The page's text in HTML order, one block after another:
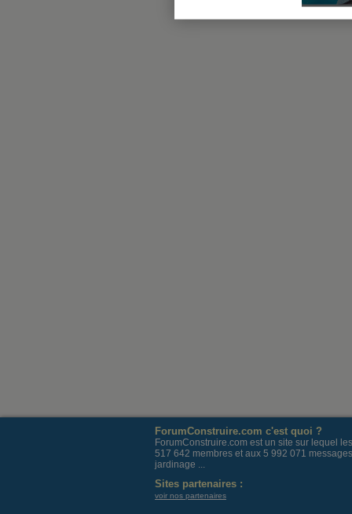
ForumConstruire.com c'est quoi ?
ForumConstruire.com est un site sur lequel
517 642 membres et aux 5 992 071
jardinage ...
Sites partenaires :
voir nos partenaires